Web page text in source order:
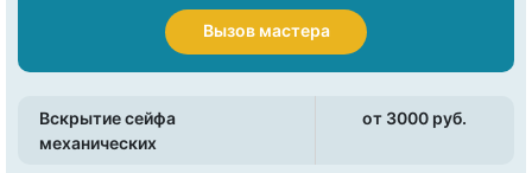
Вызов мастера
Вскрытие сейфа
механических
от 3000 pуб.